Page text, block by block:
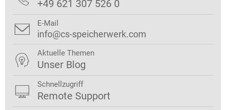
+49 621 307 526 0
 E-Mail
info@cs-speicherwerk.com
 Aktuelle Themen
Unser Blog
 Schnellzugriff
Remote Support